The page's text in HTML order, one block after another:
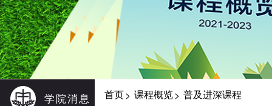
学院消息 首页> 课程概览> 普及进深课程